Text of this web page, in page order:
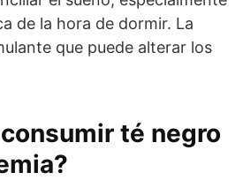
de la hora de dormir. La
que puede alterar los
té negro